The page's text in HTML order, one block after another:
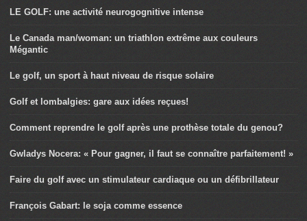
LE GOLF: une activité neurogognitive intense
Le Canada man/woman: un triathlon extrême aux couleurs
Mégantic
Le golf, un sport à haut niveau de risque solaire
Golf et lombalgies: gare aux idées reçues!
Comment reprendre le golf après une prothèse totale du genou?
Gwladys Nocera: « Pour gagner, il faut se connaître parfaitement! »
Faire du golf avec un stimulateur cardiaque ou un défibrillateur
François Gabart: le soja comme essence